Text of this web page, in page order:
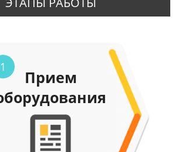
1
Прием